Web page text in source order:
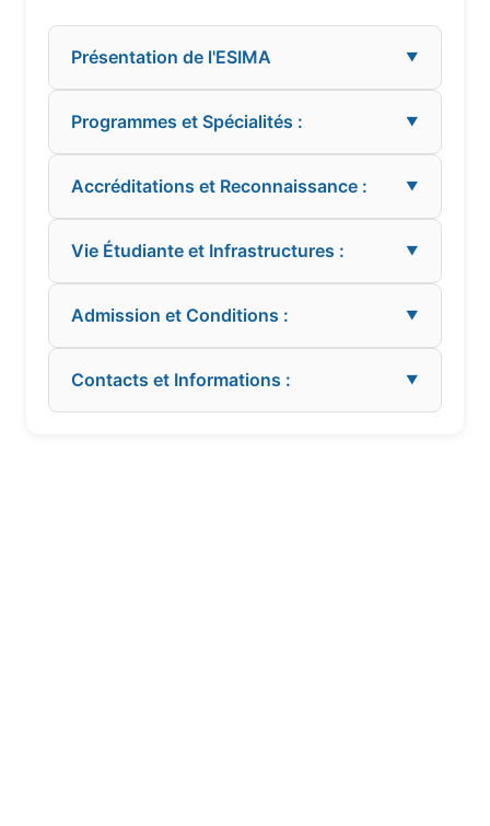
Présentation de l'ESIMA ▼
Programmes et Spécialités : ▼
Accréditations et Reconnaissance : ▼
Vie Étudiante et Infrastructures : ▼
Admission et Conditions : ▼
Contacts et Informations : ▼